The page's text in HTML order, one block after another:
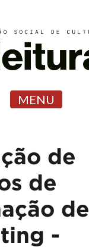
MENU
de
de
de
-